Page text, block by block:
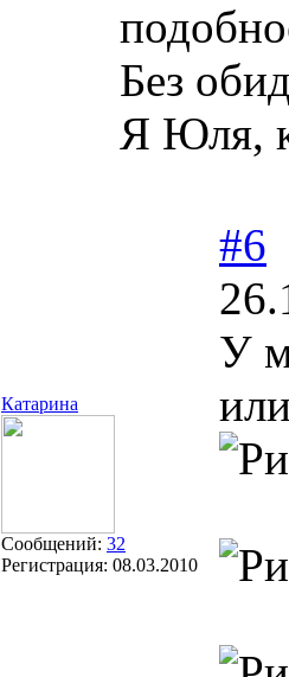
Без
Я Юля,
Катарина
Сообщений: 32
Регистрация: 08.03.2010
#6
У